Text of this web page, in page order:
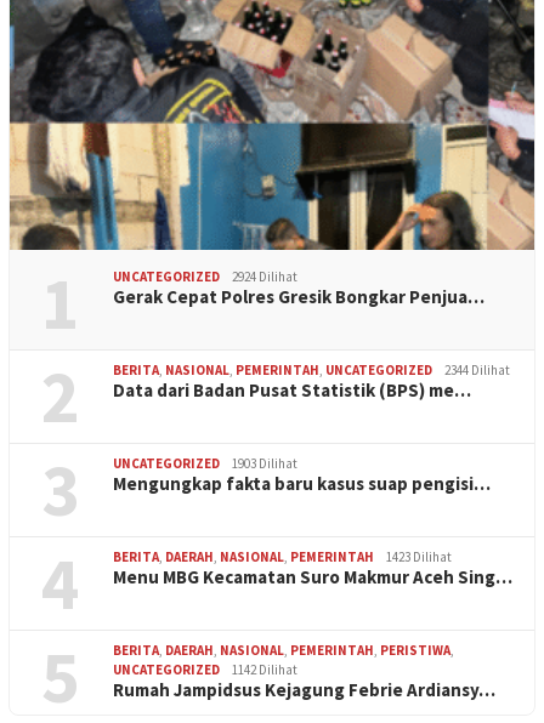
1 UNCATEGORIZED 2924 Dilihat
Gerak Cepat Polres Gresik Bongkar Penjua…
2 BERITA NASIONAL PEMERINTAH UNCATEGORIZED 2344 Dilihat
Data dari Badan Pusat Statistik (BPS) me…
3 UNCATEGORIZED 1903 Dilihat
Mengungkap fakta baru kasus suap pengisi…
4 BERITA DAERAH NASIONAL PEMERINTAH 1423 Dilihat
Menu MBG Kecamatan Suro Makmur Aceh Sing…
5 BERITA DAERAH NASIONAL PEMERINTAH PERISTIWA
UNCATEGORIZED
1142 Dilihat
Rumah Jampidsus Kejagung Febrie Ardiansy…